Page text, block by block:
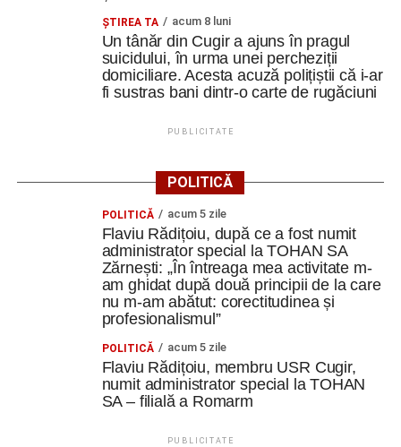
ȘTIREA TA acum 8 luni
Un tânăr din Cugir a ajuns în pragul
suicidului, în urma unei percheziții
domiciliare. Acesta acuză polițiștii că i-ar
fi sustras bani dintr-o carte de rugăciuni
PUBLICITATE
POLITICĂ
POLITICĂ acum 5 zile
Flaviu Rădițoiu, după ce a fost numit
administrator special la TOHAN SA
Zărnești: „În întreaga mea activitate m-
am ghidat după două principii de la care
nu m-am abătut: corectitudinea și
profesionalismul”
POLITICĂ acum 5 zile
Flaviu Rădițoiu, membru USR Cugir,
numit administrator special la TOHAN
SA – filială a Romarm
PUBLICITATE